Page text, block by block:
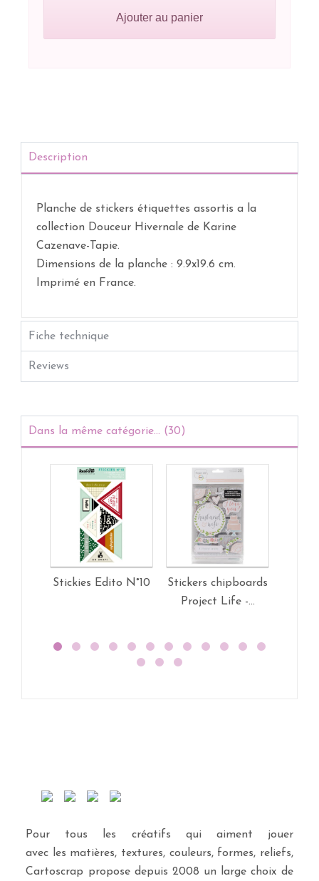
Ajouter au panier
Description
Planche de stickers étiquettes assortis a la
collection Douceur Hivernale de Karine
Cazenave-Tapie.
Dimensions de la planche : 9.9x19.6 cm.
Imprimé en France.
Fiche technique
Reviews
Dans la même catégorie... (30)
Stickies Edito N°10
Stickers chipboards
Project Life -...
Pour tous les créatifs qui aiment jouer
avec les matières, textures, couleurs, formes, reliefs,
Cartoscrap propose depuis 2008 un large choix de